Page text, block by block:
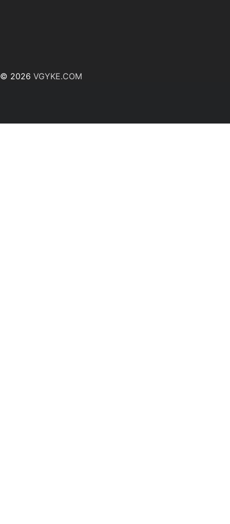
© 2026 VGYKE.COM